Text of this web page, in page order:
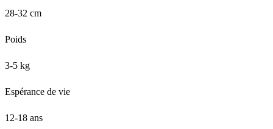
28-32 cm
Poids
3-5 kg
Espérance de vie
12-18 ans